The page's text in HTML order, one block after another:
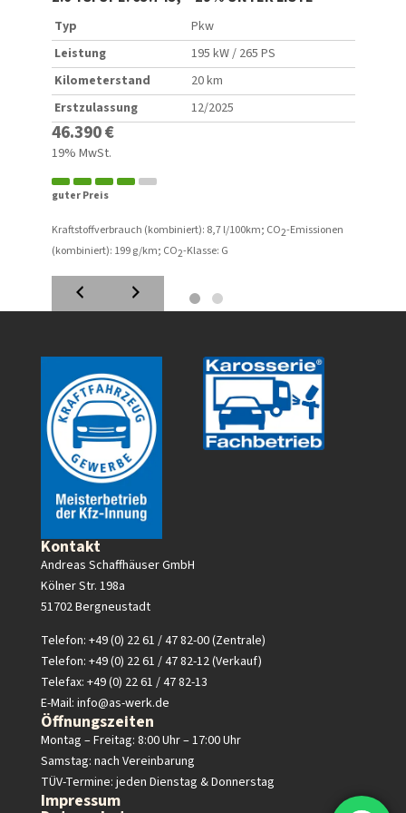
Typ
Pkw
Leistung
195 kW / 265 PS
Kilometerstand
20 km
Erstzulassung
12/2025
46.390 €
19% MwSt.
guter Preis
Kraftstoffverbrauch (kombiniert): 8,7 l/100km; CO2-Emissionen
(kombiniert): 199 g/km; CO2-Klasse: G
Kontakt
Andreas Schaffhäuser GmbH
Kölner Str. 198a
51702 Bergneustadt
Telefon: +49 (0) 22 61 / 47 82-00 (Zentrale)
Telefon: +49 (0) 22 61 / 47 82-12 (Verkauf)
Telefax: +49 (0) 22 61 / 47 82-13
E-Mail: info@as-werk.de
Öffnungszeiten
Montag – Freitag: 8:00 Uhr – 17:00 Uhr
Samstag: nach Vereinbarung
TÜV-Termine: jeden Dienstag & Donnerstag
Impressum